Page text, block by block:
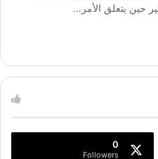
حين يتعلق الأمر…
0
Followers